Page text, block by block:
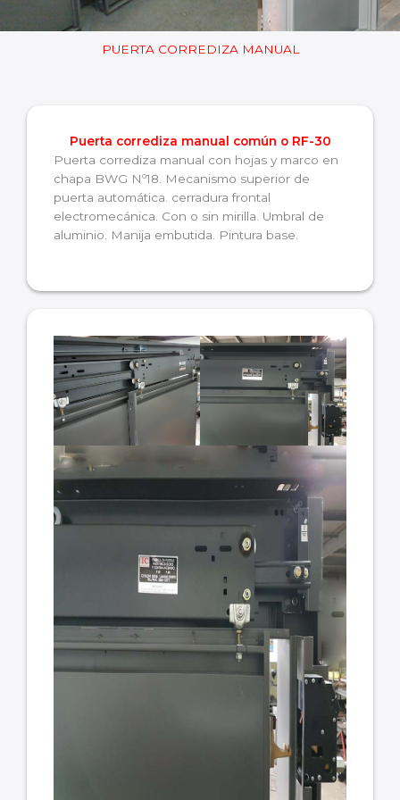
PUERTA CORREDIZA MANUAL
Puerta corrediza manual común o RF-30
Puerta corrediza manual con hojas y marco en
chapa BWG Nº18. Mecanismo superior de
puerta automática. cerradura frontal
electromecánica. Con o sin mirilla. Umbral de
aluminio. Manija embutida. Pintura base.